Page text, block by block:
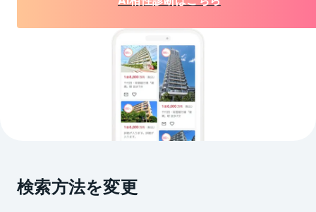
検索方法を変更